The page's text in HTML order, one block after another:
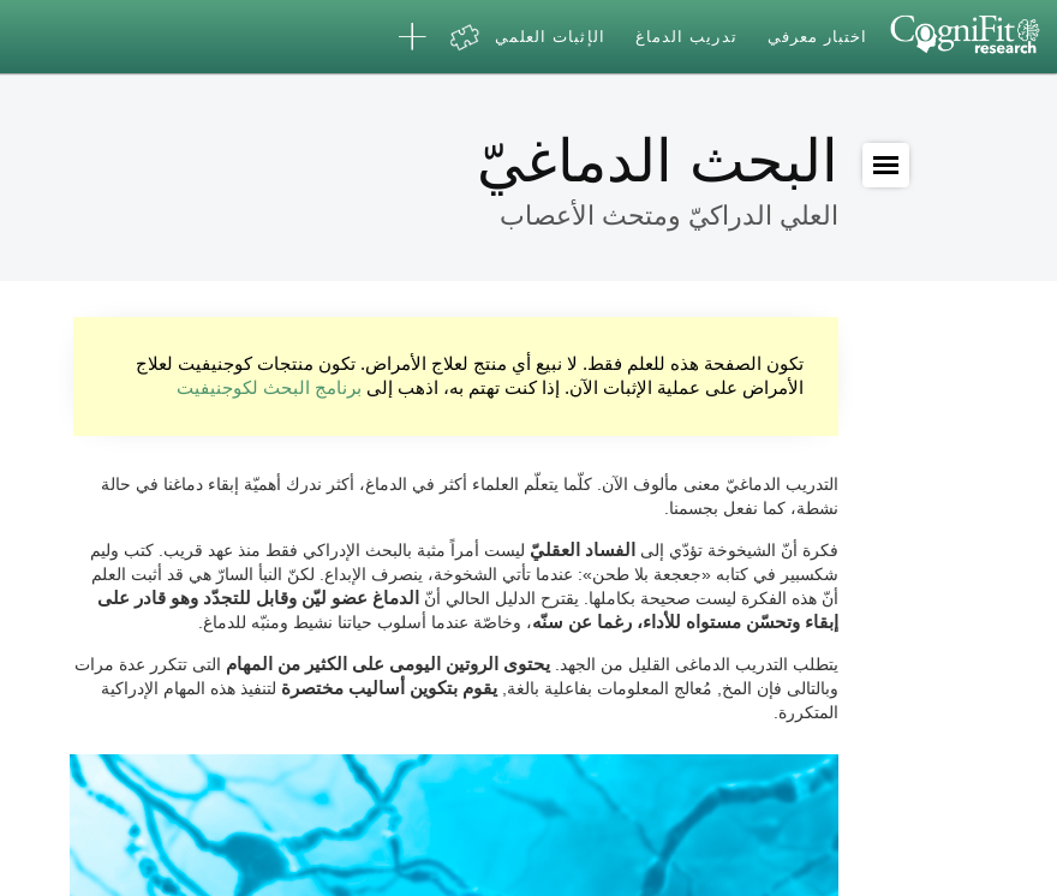
اختبار معرفي تدريب الدماغ الإثبات العلمي
البحث الدماغيّ
العلي الدراكيّ ومتحث الأعصاب
تكون الصفحة هذه للعلم فقط. لا نبيع أي منتج لعلاج الأمراض. تكون منتجات كوجنيفيت لعلاج
الأمراض على عملية الإثبات الآن. إذا كنت تهتم به، اذهب إلى برنامج البحث لكوجنيفيت
التدريب الدماغيّ معنى مألوف الآن. كلّما يتعلّم العلماء أكثر في الدماغ، أكثر ندرك أهميّة إبقاء دماغنا في حالة
نشطة، كما نفعل بجسمنا.
فكرة أنّ الشيخوخة تؤدّي إلى الفساد العقليّ ليست أمراً مثبة بالبحث الإدراكي فقط منذ عهد قريب. كتب وليم
شكسبير في كتابه «جعجعة بلا طحن»: عندما تأتي الشخوخة، ينصرف الإبداع. لكنّ النبأ السارّ هي قد أثبت العلم
أنّ هذه الفكرة ليست صحيحة بكاملها. يقترح الدليل الحالي أنّ الدماغ عضو ليّن وقابل للتجدّد وهو قادر على
إبقاء وتحسّن مستواه للأداء، رغما عن سنّه، وخاصّة عندما أسلوب حياتنا نشيط ومنبّه للدماغ.
يتطلب التدريب الدماغى القليل من الجهد. يحتوى الروتين اليومى على الكثير من المهام التى تتكرر عدة مرات
وبالتالى فإن المخ, مُعالج المعلومات بفاعلية بالغة, يقوم بتكوين أساليب مختصرة لتنفيذ هذه المهام الإدراكية
المتكررة.